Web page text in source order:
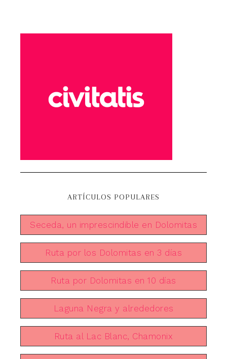
ARTÍCULOS POPULARES
Seceda, un imprescindible en Dolomitas
Ruta por los Dolomitas en 3 días
Ruta por Dolomitas en 10 días
Laguna Negra y alrededores
Ruta al Lac Blanc, Chamonix